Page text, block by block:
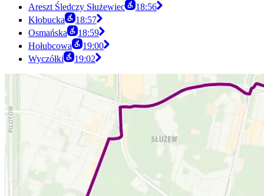
Areszt Śledczy Służewiec
18:56
Kłobucka
18:57
Osmańska
18:59
Hołubcowa
19:00
Wyczółki
19:02